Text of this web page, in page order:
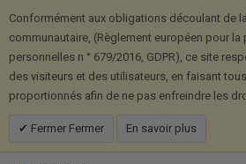
Conformément aux obligations découlant de
communautaire, (Règlement européen pour
personnelles n ° 679/2016, GDPR), ce site
des visiteurs et des utilisateurs, en faisant
proportionnés afin de ne pas enfreindre les
Fermer Fermer En savoir plus